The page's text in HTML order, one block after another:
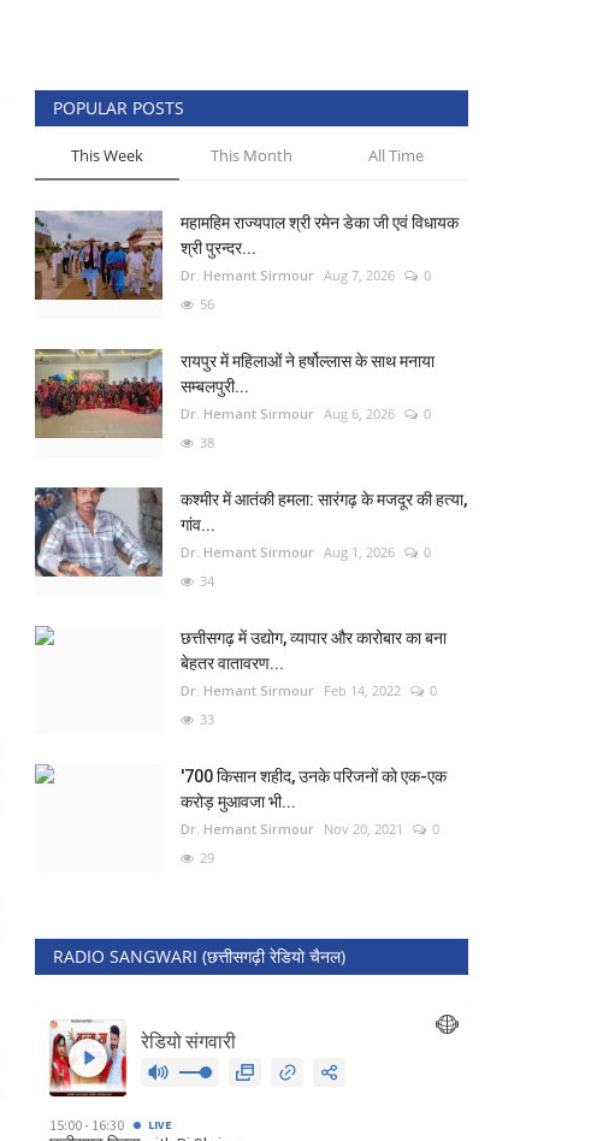
POPULAR POSTS
This Week This Month All Time
महामहिम राज्यपाल श्री रमेन डेका जी एवं विधायक
श्री पुरन्दर...
Dr. Hemant Sirmour Aug 7, 2026
0
56
रायपुर में महिलाओं ने हर्षोल्लास के साथ मनाया
सम्बलपुरी...
Dr. Hemant Sirmour Aug 6, 2026
0
38
कश्मीर में आतंकी हमला: सारंगढ़ के मजदूर की हत्या,
गांव...
Dr. Hemant Sirmour Aug 1, 2026
0
34
छत्तीसगढ़ में उद्योग, व्यापार और कारोबार का बना
बेहतर वातावरण...
Dr. Hemant Sirmour Feb 14, 2022
0
33
'700 किसान शहीद, उनके परिजनों को एक-एक
करोड़ मुआवजा भी...
Dr. Hemant Sirmour Nov 20, 2021
0
29
RADIO SANGWARI (छत्तीसगढ़ी रेडियो चैनल)